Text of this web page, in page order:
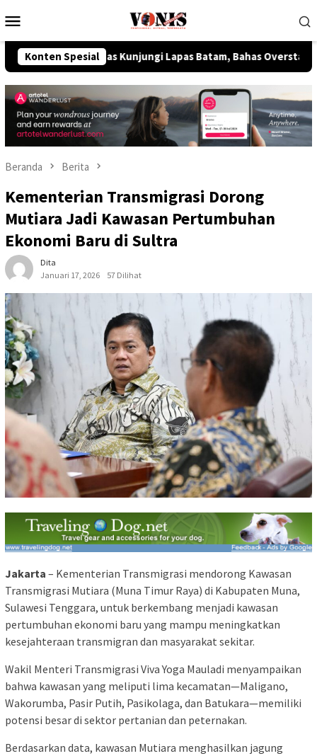
ke
Mobile
Konten Spesial
Imipas Kunjungi Lapas Batam, Bahas Overstaying dan KUHP
Beranda Berita
Kementerian Transmigrasi Dorong
Mutiara Jadi Kawasan Pertumbuhan
Ekonomi Baru di Sultra
Dita
Januari 17, 2026
57 Dilihat
Jakarta – Kementerian Transmigrasi mendorong Kawasan
Transmigrasi Mutiara (Muna Timur Raya) di Kabupaten Muna,
Sulawesi Tenggara, untuk berkembang menjadi kawasan
pertumbuhan ekonomi baru yang mampu meningkatkan
kesejahteraan transmigran dan masyarakat sekitar.
Wakil Menteri Transmigrasi Viva Yoga Mauladi menyampaikan
bahwa kawasan yang meliputi lima kecamatan—Maligano,
Wakorumba, Pasir Putih, Pasikolaga, dan Batukara—memiliki
potensi besar di sektor pertanian dan peternakan.
Berdasarkan data, kawasan Mutiara menghasilkan jagung